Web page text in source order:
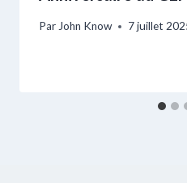
Par John Know 7 juillet